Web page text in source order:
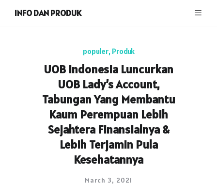
INFO DAN PRODUK
populer, Produk
UOB Indonesia Luncurkan
UOB Lady’s Account,
Tabungan Yang Membantu
Kaum Perempuan Lebih
Sejahtera Finansialnya &
Lebih Terjamin Pula
Kesehatannya
March 3, 2021